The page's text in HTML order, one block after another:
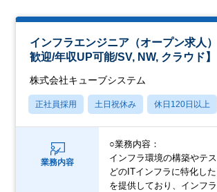
インフラエンジニア（オープン求人
歓迎/年収UP可能/SV, NW, クラウド】
株式会社キューブシステム
正社員採用 土日祝休み 休日120日以上
業務内容
○業務内容：
インフラ環境の構築やテ
どのITインフラに特化し
を提供しており、インフ